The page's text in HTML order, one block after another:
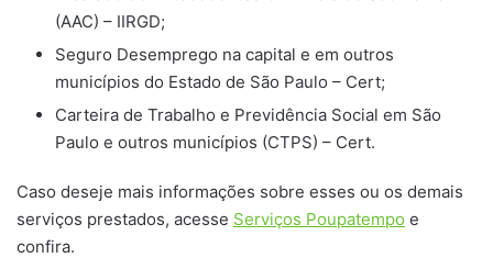
(AAC) – IIRGD;
Seguro Desemprego na capital e em outros
municípios do Estado de São Paulo – Cert;
Carteira de Trabalho e Previdência Social em São
Paulo e outros municípios (CTPS) – Cert.
Caso deseje mais informações sobre esses ou os demais
serviços prestados, acesse Serviços Poupatempo e
confira.